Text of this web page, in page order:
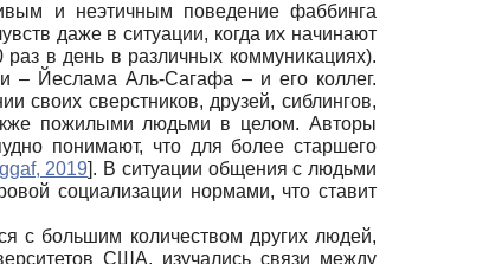
и неэтичным поведение фаббинга
даже в ситуации, когда их начинают
в день в различных коммуникациях).
– Йеслама Аль-Сагафа – и его коллег.
своих сверстников, друзей, сиблингов,
пожилыми людьми в целом. Авторы
понимают, что для более старшего
2019]. В ситуации общения с людьми
социализации нормами, что ставит
с большим количеством других людей,
США, изучались связи между